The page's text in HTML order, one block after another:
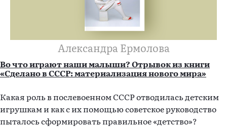
Александра Ермолова
Во что играют наши малыши? Отрывок из книги
«Сделано в СССР: материализация нового мира»
Какая роль в послевоенном СССР отводилась детским
игрушкам и как с их помощью советское руководство
пыталось сформировать правильное «детство»?